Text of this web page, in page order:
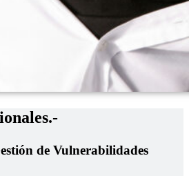
de Vulnerabilidades